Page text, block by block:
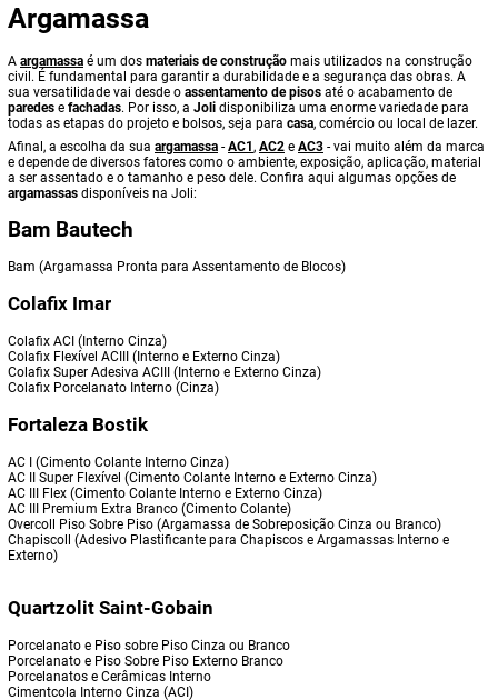
Argamassa
A argamassa é um dos materiais de construção mais utilizados na construção
civil. É fundamental para garantir a durabilidade e a segurança das obras. A
sua versatilidade vai desde o assentamento de pisos até o acabamento de
paredes e fachadas. Por isso, a Joli disponibiliza uma enorme variedade para
todas as etapas do projeto e bolsos, seja para casa, comércio ou local de lazer.
Afinal, a escolha da sua argamassa - AC1 , AC2 e AC3 - vai muito além da marca
e depende de diversos fatores como o ambiente, exposição, aplicação, material
a ser assentado e o tamanho e peso dele. Confira aqui algumas opções de
argamassas disponíveis na Joli:
Bam Bautech
Bam (Argamassa Pronta para Assentamento de Blocos)
Colafix Imar
Colafix ACI (Interno Cinza)
Colafix Flexível ACIII (Interno e Externo Cinza)
Colafix Super Adesiva ACIII (Interno e Externo Cinza)
Colafix Porcelanato Interno (Cinza)
Fortaleza Bostik
AC I (Cimento Colante Interno Cinza)
AC II Super Flexível (Cimento Colante Interno e Externo Cinza)
AC III Flex (Cimento Colante Interno e Externo Cinza)
AC III Premium Extra Branco (Cimento Colante)
Overcoll Piso Sobre Piso (Argamassa de Sobreposição Cinza ou Branco)
Chapiscoll (Adesivo Plastificante para Chapiscos e Argamassas Interno e
Externo)
Quartzolit Saint-Gobain
Porcelanato e Piso sobre Piso Cinza ou Branco
Porcelanato e Piso Sobre Piso Externo Branco
Porcelanatos e Cerâmicas Interno
Cimentcola Interno Cinza (ACI)